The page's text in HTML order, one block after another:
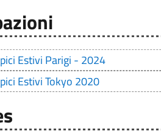
Estivi Parigi - 2024
Estivi Tokyo 2020